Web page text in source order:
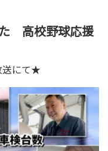
高校野球応援
送にて★